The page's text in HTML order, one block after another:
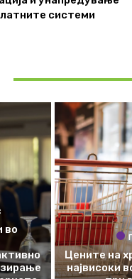
системи
во
Цените на
највисоки